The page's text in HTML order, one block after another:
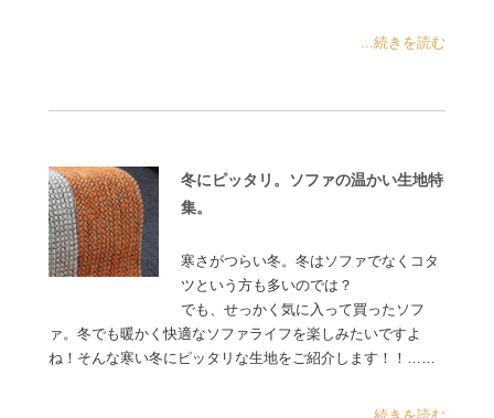
...続きを読む
冬にピッタリ。ソファの温かい生地特
集。
寒さがつらい冬。冬はソファでなくコタ
ツという方も多いのでは？
でも、せっかく気に入って買ったソフ
ァ。冬でも暖かく快適なソファライフを楽しみたいですよ
ね！そんな寒い冬にピッタリな生地をご紹介します！！……